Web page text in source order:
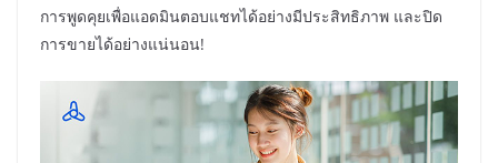
การพูดคุยเพื่อแอดมินตอบแชทได้อย่างมีประสิทธิภาพ และปิด
การขายได้อย่างแน่นอน!